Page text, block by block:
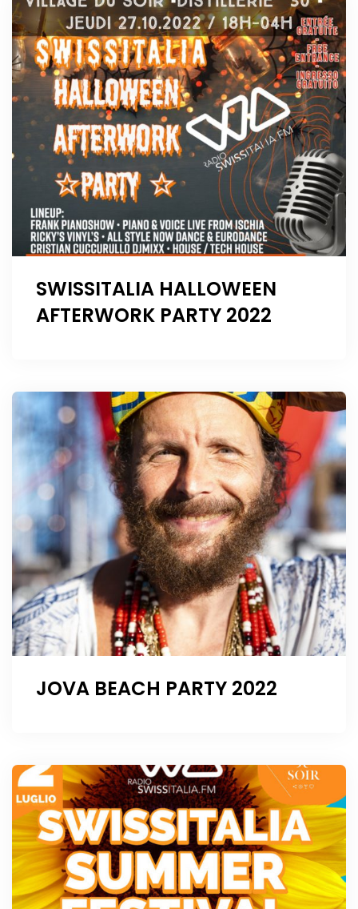
SWISSITALIA HALLOWEEN
AFTERWORK PARTY 2022
JOVA BEACH PARTY 2022